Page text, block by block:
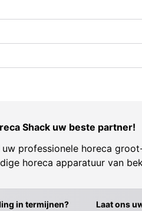
Shack uw beste partner!
professionele horeca
horeca apparatuur van
in termijnen? Laat ons